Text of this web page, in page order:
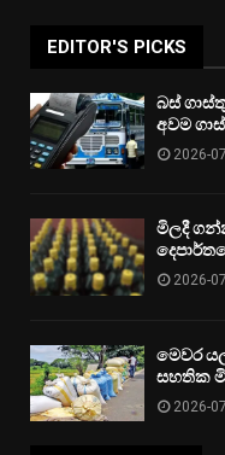
EDITOR'S PICKS
බස්
අවම
2026-
මිලදී
2026-
මෙවර
සහතික
2026-